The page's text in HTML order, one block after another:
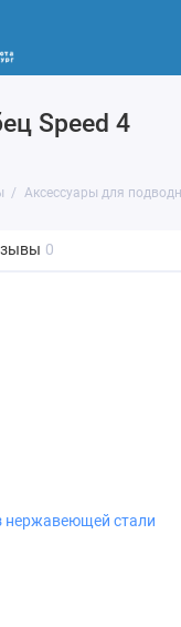
Speed 4
Аксессуары для
0